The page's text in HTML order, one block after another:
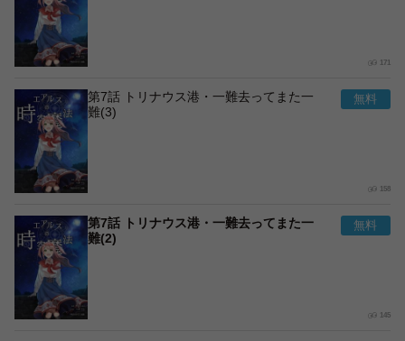
171
第7話 トリナウス港・一難去ってまた一
難(3)
158
第7話 トリナウス港・一難去ってまた一
難(2)
145